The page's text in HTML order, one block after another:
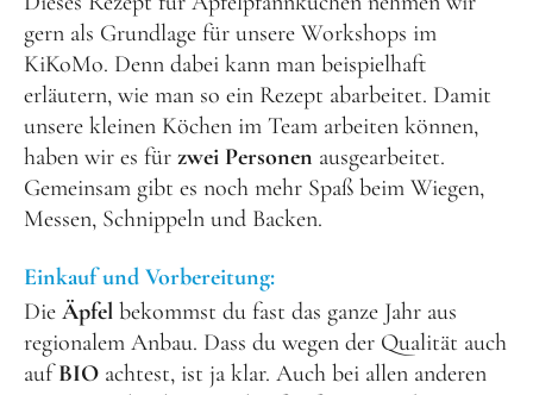
gern als Grundlage für unsere Workshops im
KiKoMo. Denn dabei kann man beispielhaft
erläutern, wie man so ein Rezept abarbeitet. Damit
unsere kleinen Köchen im Team arbeiten können,
haben wir es für zwei Personen ausgearbeitet.
Gemeinsam gibt es noch mehr Spaß beim Wiegen,
Messen, Schnippeln und Backen.
Einkauf und Vorbereitung:
Die Äpfel bekommst du fast das ganze Jahr aus
regionalem Anbau. Dass du wegen der Qualität auch
aufBIO achtest, ist ja klar. Auch bei allen anderen